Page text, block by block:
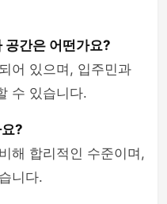
공간은 어떤가요?
어 있으며, 입주민과
수 있습니다.
?
해 합리적인 수준이며,
니다.